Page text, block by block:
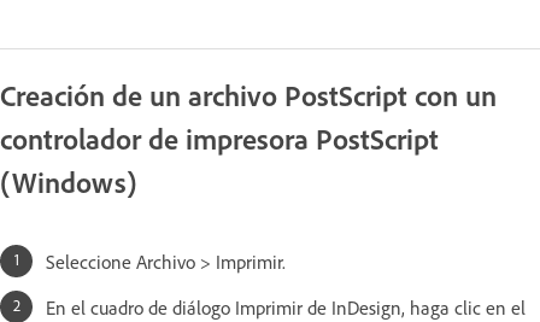
Creación de un archivo PostScript con un
controlador de impresora PostScript
(Windows)
Seleccione Archivo > Imprimir.
En el cuadro de diálogo Imprimir de InDesign, haga clic en el